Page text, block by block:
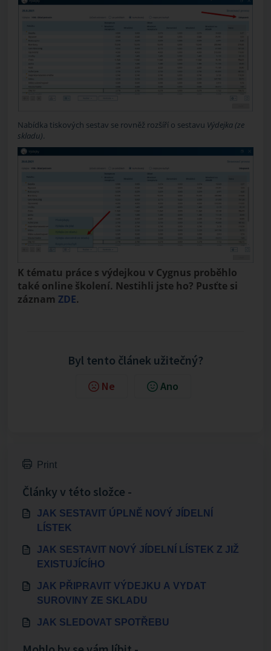
Nabídka tiskových sestav se rovněž rozšíří o sestavu Výdejka (ze
skladu).
K tématu práce s výdejkou v Cygnus proběhlo
také online školení. Nestihli jste ho? Pusťte si
záznam ZDE.
Byl tento článek užitečný?
Ne Ano
Print
Články v této složce -
JAK SESTAVIT ÚPLNĚ NOVÝ JÍDELNÍ
LÍSTEK
JAK SESTAVIT NOVÝ JÍDELNÍ LÍSTEK Z JIŽ
EXISTUJÍCÍHO
JAK PŘIPRAVIT VÝDEJKU A VYDAT
SUROVINY ZE SKLADU
JAK SLEDOVAT SPOTŘEBU